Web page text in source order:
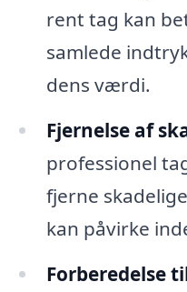
rent tag kan
samlede
dens værdi.
Fjernelse af
professionel
fjerne
kan påvirke
Forberedelse